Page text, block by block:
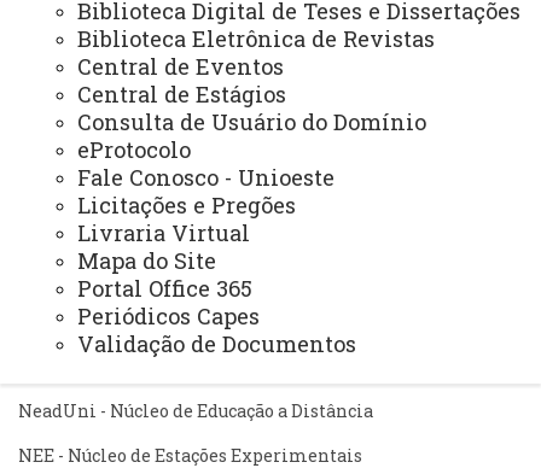
Biblioteca Digital de Teses e Dissertações
Biblioteca Eletrônica de Revistas
Central de Eventos
Central de Estágios
Consulta de Usuário do Domínio
eProtocolo
Fale Conosco - Unioeste
Licitações e Pregões
Livraria Virtual
Mapa do Site
Portal Office 365
Periódicos Capes
Validação de Documentos
ÓRGÃO DE APOIO
Unioeste INOVA - Agência de Inovação da Unioeste
ÓRGÃOS SUPLEMENTARES
Coordenadoria de Concursos e Processos Seletivos
Editora
Gráfica Universitária
NeadUni - Núcleo de Educação a Distância
NEE - Núcleo de Estações Experimentais